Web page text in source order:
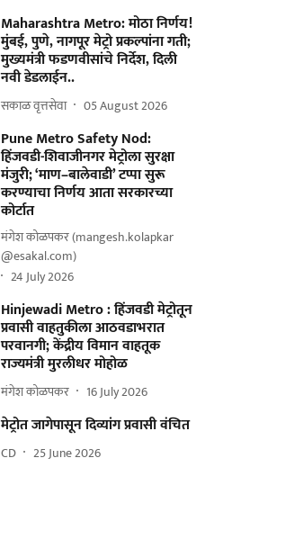
Maharashtra Metro: मोठा निर्णय!
मुंबई, पुणे, नागपूर मेट्रो प्रकल्पांना गती;
मुख्यमंत्री फडणवीसांचे निर्देश, दिली
नवी डेडलाईन..
सकाळ वृत्तसेवा 05 August 2026
Pune Metro Safety Nod:
हिंजवडी-शिवाजीनगर मेट्रोला सुरक्षा
मंजुरी; ‘माण–बालेवाडी’ टप्पा सुरू
करण्याचा निर्णय आता सरकारच्या
कोर्टात
मंगेश कोळपकर (mangesh.kolapkar
@esakal.com)
24 July 2026
Hinjewadi Metro : हिंजवडी मेट्रोतून
प्रवासी वाहतुकीला आठवडाभरात
परवानगी; केंद्रीय विमान वाहतूक
राज्यमंत्री मुरलीधर मोहोळ
मंगेश कोळपकर 16 July 2026
मेट्रोत जागेपासून दिव्यांग प्रवासी वंचित
CD 25 June 2026